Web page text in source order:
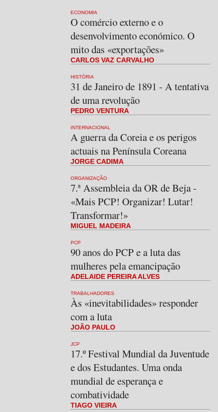
ECONOMIA
O comércio externo e o
desenvolvimento económico. O
mito das «exportações»
CARLOS VAZ CARVALHO
HISTÓRIA
31 de Janeiro de 1891 - A tentativa
de uma revolução
PEDRO VENTURA
INTERNACIONAL
A guerra da Coreia e os perigos
actuais na Península Coreana
JORGE CADIMA
ORGANIZAÇÃO
7.ª Assembleia da OR de Beja -
«Mais PCP! Organizar! Lutar!
Transformar!»
MIGUEL MADEIRA
PCP
90 anos do PCP e a luta das
mulheres pela emancipação
ADELAIDE PEREIRA ALVES
TRABALHADORES
Às «inevitabilidades» responder
com a luta
JOÃO PAULO
JCP
17.º Festival Mundial da Juventude
e dos Estudantes. Uma onda
mundial de esperança e
combatividade
TIAGO VIEIRA